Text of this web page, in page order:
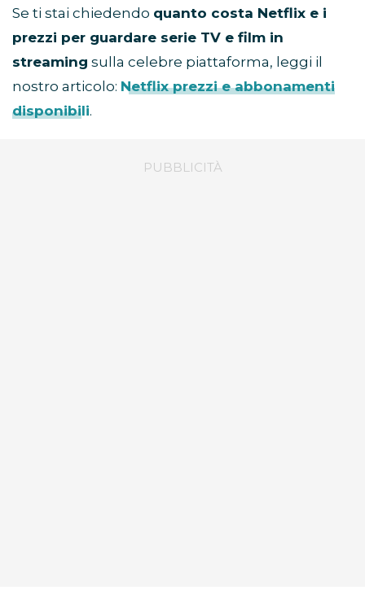
Se ti stai chiedendo quanto costa Netflix e i
prezzi per guardare serie TV e film in
streaming sulla celebre piattaforma, leggi il
nostro articolo: Netflix prezzi e abbonamenti
disponibili.